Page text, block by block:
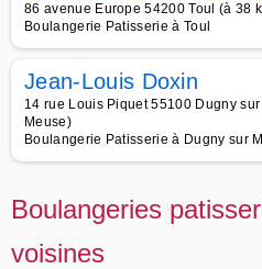
86 avenue Europe 54200 Toul (à 38
Boulangerie Patisserie à Toul
Jean-Louis Doxin
14 rue Louis Piquet 55100 Dugny
Meuse)
Boulangerie Patisserie à Dugny sur
Boulangeries
voisines